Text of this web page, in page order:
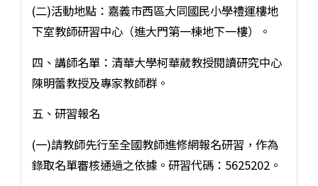
(二)活動地點：嘉義市西區大同國民小學禮運樓地
下室教師研習中心（進大門第一棟地下一樓）。
四、講師名單：清華大學柯華葳教授閱讀研究中心
陳明蕾教授及專家教師群。
五、研習報名
(一)請教師先行至全國教師進修網報名研習，作為
錄取名單審核通過之依據。研習代碼：5625202。